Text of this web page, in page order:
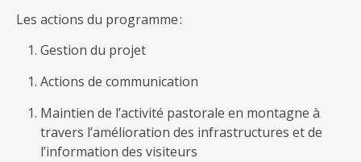
Les actions du programme :
Gestion du projet
Actions de communication
Maintien de l’activité pastorale en montagne à
travers l’amélioration des infrastructures et de
l’information des visiteurs